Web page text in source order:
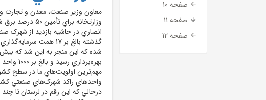
صفحه 10
صفحه 11
صفحه 12
معاون وزير صنعت، معدن و تجارت
وزارتخانه
انصاري در حاشيه بازديد از شهرک
گذشته بالغ بر 17
مهم‌ترين اولويت‌هاي ما در سطح